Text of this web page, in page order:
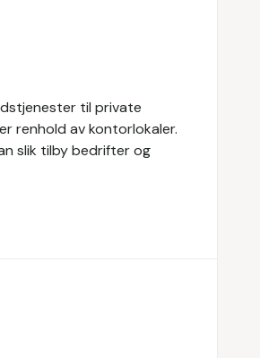
til private
renhold av kontorlokaler.
slik tilby bedrifter og